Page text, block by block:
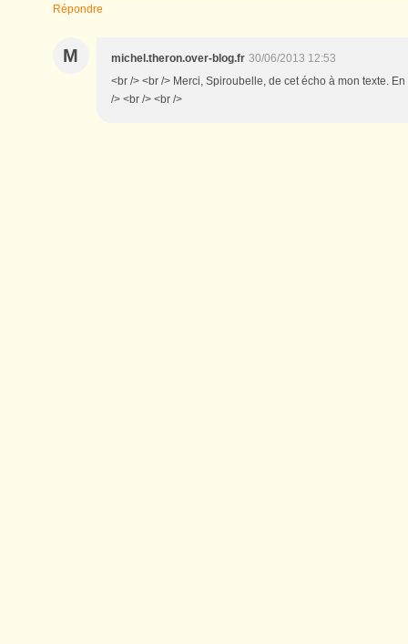
Répondre
M michel.theron.over-blog.fr 30/06/2013 12:53
<br /> <br /> Merci, Spiroubelle, de cet écho à mon texte.
/> <br /> <br />